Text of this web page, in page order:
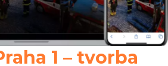
1 – tvorba